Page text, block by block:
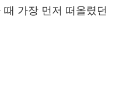
가장 먼저 떠올렸던